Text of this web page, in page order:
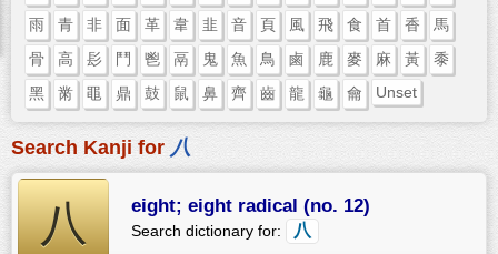
雨
青 非 面 革 韋 韭 音 頁 風 飛 食 首 香
馬
骨
高 髟 鬥 鬯 鬲 鬼 魚 鳥 鹵 鹿 麥 麻 黃
黍
黑
黹 黽 鼎 鼓 鼠 鼻 齊 齒 龍 龜 龠 Unset
Search Kanji for 八
八 eight; eight radical (no. 12)
Search dictionary for: 八